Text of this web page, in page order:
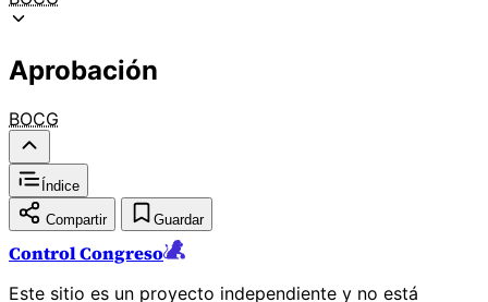
Aprobación
BOCG
Índice
Compartir Guardar
Control Congreso
Este sitio es un proyecto independiente y no está